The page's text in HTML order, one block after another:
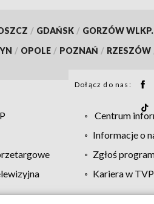
/ GDAŃSK / GORZÓW WLKP.
/ OPOLE / POZNAŃ / RZESZÓW
Dołącz do nas:
Centrum
Informacje o
Zgłoś
Kariera w TVP